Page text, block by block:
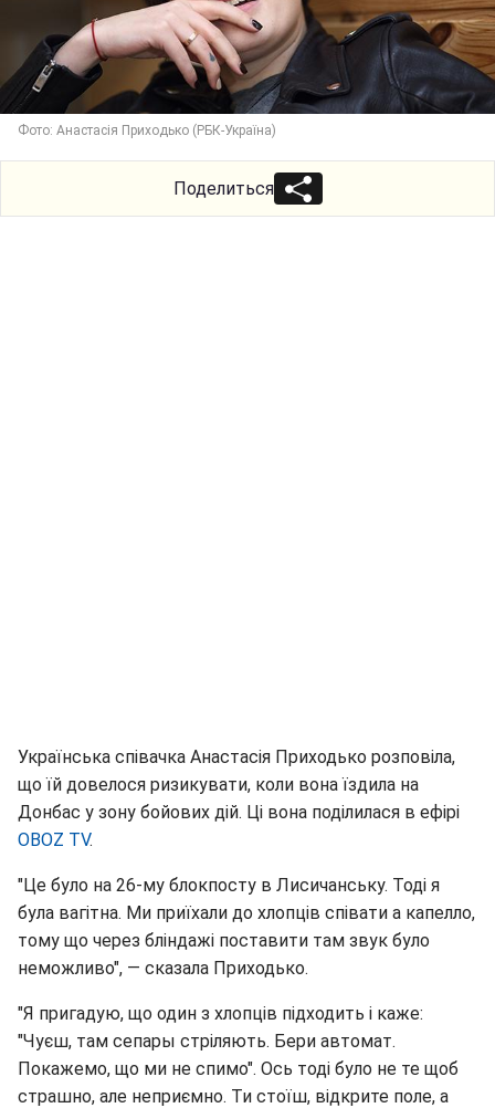
Фото: Анастасія Приходько (РБК-Україна)
Поделиться
Українська співачка Анастасія Приходько розповіла,
що їй довелося ризикувати, коли вона їздила на
Донбас у зону бойових дій. Ці вона поділилася в ефірі
OBOZ TV.
"Це було на 26-му блокпосту в Лисичанську. Тоді я
була вагітна. Ми приїхали до хлопців співати а капелло,
тому що через бліндажі поставити там звук було
неможливо", — сказала Приходько.
"Я пригадую, що один з хлопців підходить і каже:
"Чуєш, там сепары стріляють. Бери автомат.
Покажемо, що ми не спимо". Ось тоді було не те щоб
страшно, але неприємно. Ти стоїш, відкрите поле, а